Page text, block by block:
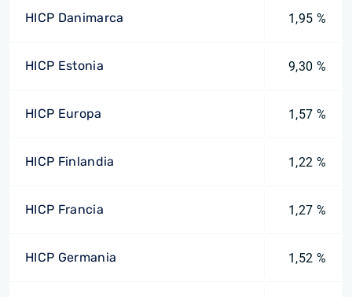
HICP Danimarca 1,95 %
HICP Estonia 9,30 %
HICP Europa 1,57 %
HICP Finlandia 1,22 %
HICP Francia 1,27 %
HICP Germania 1,52 %